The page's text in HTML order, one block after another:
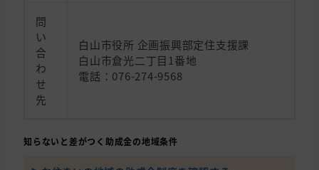
問
い
合
わ
せ
先
白山市役所 企画振興部定住支援課
白山市倉光二丁目1番地
電話：076-274-9568
知らないと差がつく助成金の地域条件